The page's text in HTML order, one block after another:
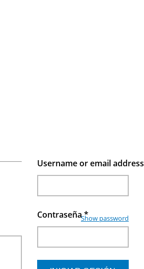
Username or email address
Contraseña*
Show password